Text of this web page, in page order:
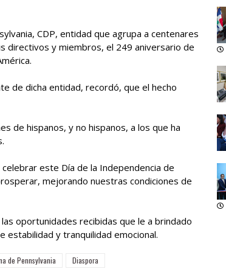
CDP, entidad que agrupa a centenares
directivos y miembros, el 249 aniversario de
de dicha entidad, recordó, que el hecho
de hispanos, y no hispanos, a los que ha
este Día de la Independencia de
mejorando nuestras condiciones de
oportunidades recibidas que le a brindado
y tranquilidad emocional.
de Pennsylvania
Diaspora